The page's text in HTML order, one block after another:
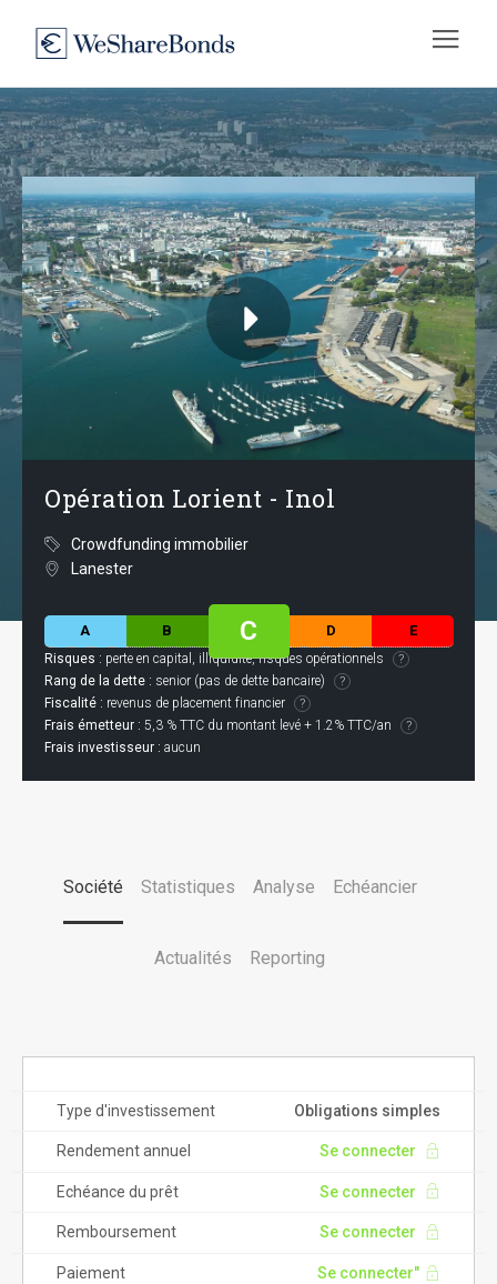
Opération Lorient - Inol
Crowdfunding immobilier
Lanester
A B C D E
Risques : perte en capital, illiquidité, risques opérationnels
Rang de la dette : senior (pas de dette bancaire)
Fiscalité : revenus de placement financier
Frais émetteur : 5,3 % TTC du montant levé + 1.2% TTC/an
Frais investisseur : aucun
Société Statistiques Analyse Echéancier
Actualités Reporting
Type d'investissement Obligations simples
Rendement annuel Se connecter
Echéance du prêt Se connecter
Remboursement Se connecter
Paiement Se connecter"